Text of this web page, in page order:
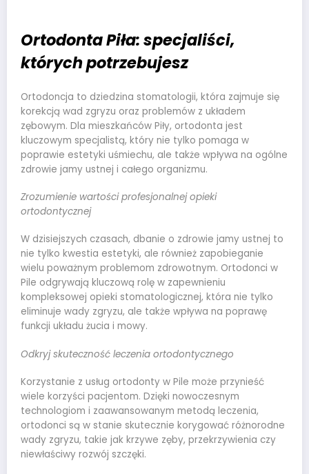
Ortodonta Piła: specjaliści,
których potrzebujesz
Ortodoncja to dziedzina stomatologii, która zajmuje się
korekcją wad zgryzu oraz problemów z układem
zębowym. Dla mieszkańców Piły, ortodonta jest
kluczowym specjalistą, który nie tylko pomaga w
poprawie estetyki uśmiechu, ale także wpływa na ogólne
zdrowie jamy ustnej i całego organizmu.
Zrozumienie wartości profesjonalnej opieki
ortodontycznej
W dzisiejszych czasach, dbanie o zdrowie jamy ustnej to
nie tylko kwestia estetyki, ale również zapobieganie
wielu poważnym problemom zdrowotnym. Ortodonci w
Pile odgrywają kluczową rolę w zapewnieniu
kompleksowej opieki stomatologicznej, która nie tylko
eliminuje wady zgryzu, ale także wpływa na poprawę
funkcji układu żucia i mowy.
Odkryj skuteczność leczenia ortodontycznego
Korzystanie z usług ortodonty w Pile może przynieść
wiele korzyści pacjentom. Dzięki nowoczesnym
technologiom i zaawansowanym metodą leczenia,
ortodonci są w stanie skutecznie korygować różnorodne
wady zgryzu, takie jak krzywe zęby, przekrzywienia czy
niewłaściwy rozwój szczęki.